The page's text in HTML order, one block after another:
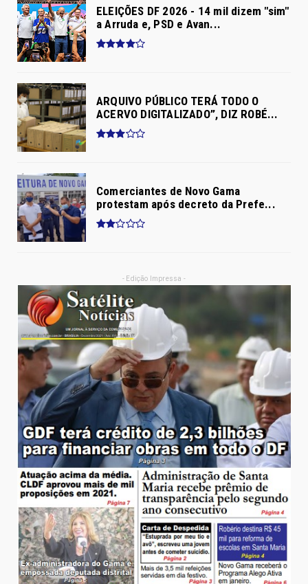
ELEIÇÕES DF 2026 - 14 mil dizem "sim"
a Arruda e, PSD e Avan...
ARQUIVO PÚBLICO TERÁ TODO O
ACERVO DIGITALIZADO”, DIZ ROBÉ...
Comerciantes de Novo Gama
protestam após decreto da Prefe...
- Edição Impressa -